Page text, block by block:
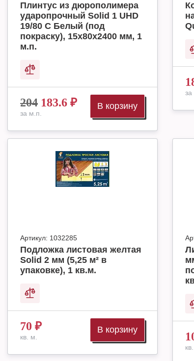
Плинтус из дюрополимера
ударопрочный Solid 1 UHD
19/80 C Белый (под
покраску), 15х80х2400 мм, 1
м.п.
204 183.6 ₽
за м.п.
В корзину
за
Артикул: 1032285
Подложка листовая желтая
Solid 2 мм (5,25 м² в
упаковке), 1 кв.м.
70 ₽
кв. м.
В корзину